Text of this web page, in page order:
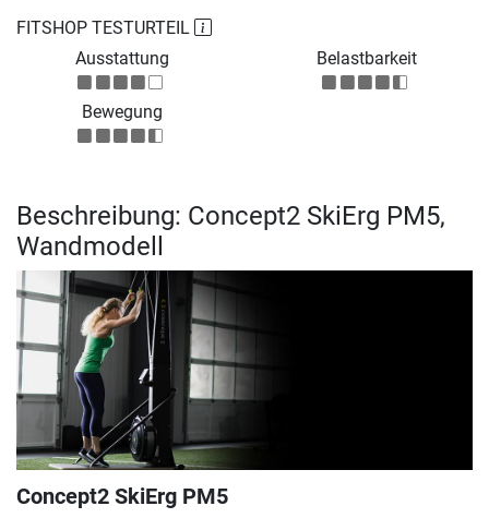
FITSHOP TESTURTEIL
Ausstattung
Belastbarkeit
Bewegung
Beschreibung: Concept2 SkiErg PM5,
Wandmodell
Concept2 SkiErg PM5